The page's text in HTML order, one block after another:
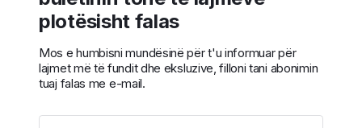
plotësisht falas
Mos e humbisni mundësinë për t'u informuar për
lajmet më të fundit dhe eksluzive, filloni tani abonimin
tuaj falas me e-mail.